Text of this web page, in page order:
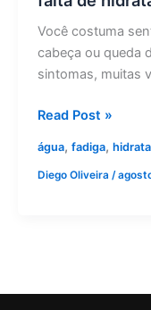
Você costuma
cabeça ou queda
sintomas, muitas
Read Post »
água, fadiga,
Diego Oliveira /